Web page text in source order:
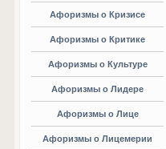
Афоризмы о Кризисе
Афоризмы о Критике
Афоризмы о Культуре
Афоризмы о Лидере
Афоризмы о Лице
Афоризмы о Лицемерии